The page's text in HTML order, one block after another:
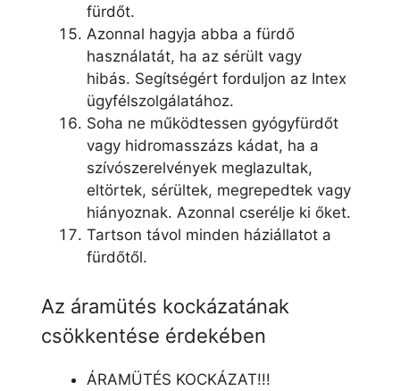
fürdőt.
Azonnal hagyja abba a fürdő
használatát, ha az sérült vagy
hibás. Segítségért forduljon az Intex
ügyfélszolgálatához.
Soha ne működtessen gyógyfürdőt
vagy hidromasszázs kádat, ha a
szívószerelvények meglazultak,
eltörtek, sérültek, megrepedtek vagy
hiányoznak. Azonnal cserélje ki őket.
Tartson távol minden háziállatot a
fürdőtől.
Az áramütés kockázatának
csökkentése érdekében
ÁRAMÜTÉS KOCKÁZAT!!!